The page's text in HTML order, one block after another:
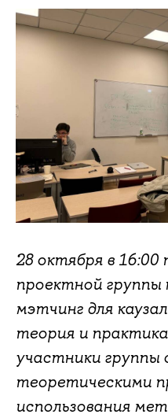
28 октября в
проектной
мэтчинг для
теория и
участники группы
теоретическими
использования